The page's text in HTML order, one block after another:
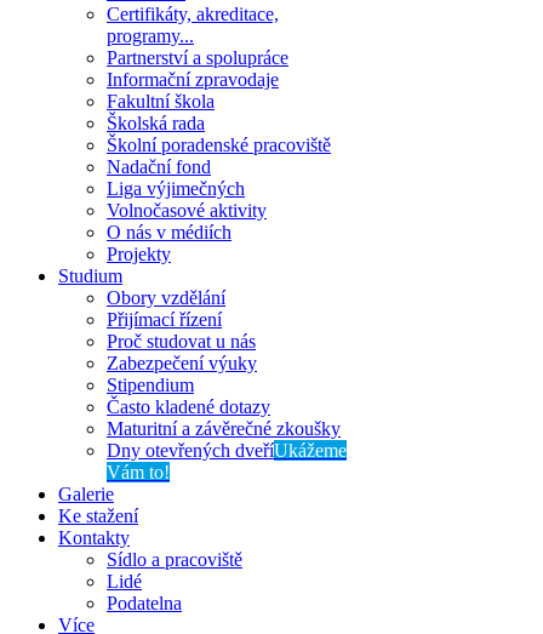
Certifikáty, akreditace,
programy...
Partnerství a spolupráce
Informační zpravodaje
Fakultní škola
Školská rada
Školní poradenské pracoviště
Nadační fond
Liga výjimečných
Volnočasové aktivity
O nás v médiích
Projekty
Studium
Obory vzdělání
Přijímací řízení
Proč studovat u nás
Zabezpečení výuky
Stipendium
Často kladené dotazy
Maturitní a závěrečné zkoušky
Dny otevřených dveříUkážeme
Vám to!
Galerie
Ke stažení
Kontakty
Sídlo a pracoviště
Lidé
Podatelna
Více